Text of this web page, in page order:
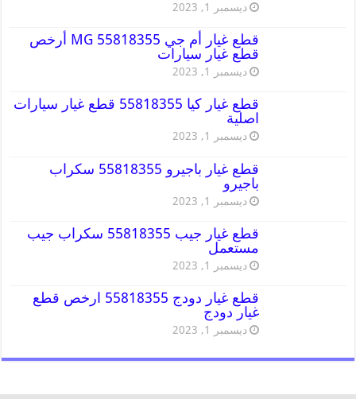
ديسمبر 1, 2023
قطع غيار أم جي MG 55818355 أرخص
قطع غيار سيارات
ديسمبر 1, 2023
قطع غيار كيا 55818355 قطع غيار سيارات
اصلية
ديسمبر 1, 2023
قطع غيار باجيرو 55818355 سكراب
باجيرو
ديسمبر 1, 2023
قطع غيار جيب 55818355 سكراب جيب
مستعمل
ديسمبر 1, 2023
قطع غيار دودج 55818355 ارخص قطع
غيار دودج
ديسمبر 1, 2023